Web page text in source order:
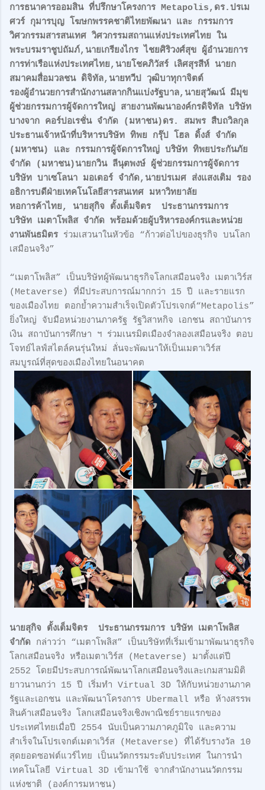
การธนาคารออมสิน ที่ปรึกษาโครงการ Metapolis,ดร.ปรเม
ศวร์ กุมารบุญ โฆษกพรรคชาติไทยพัฒนา และ กรรมการ
วิศวกรรมสารสนเทศ วิศวกรรมสถานแห่งประเทศไทย ใน
พระบรมราชูปถัมภ์,นายเกรียงไกร ไชยศิริวงศ์สุข ผู้อำนวยการ
การท่าเรือแห่งประเทศไทย,นายโชคภิวัสร์ เลิศสุรสีห์ นายก
สมาคมสื่อมวลชน ดิจิทัล,นายทวีป วุฒิบาทุกาจิตต์
รองผู้อำนวยการสำนักงานสลากกินแบ่งรัฐบาล,นายสุวัฒน์ มีมุข
ผู้ช่วยกรรมการผู้จัดการใหญ่ สายงานพัฒนาองค์กรดิจิทัล บริษัท
บางจาก คอร์ปอเรชั่น จำกัด (มหาชน)ดร. สมพร สืบถวิลกุล
ประธานเจ้าหน้าที่บริหารบริษัท ทิพย กรุ๊ป โฮล ดิ้งส์ จำกัด
(มหาชน) และ กรรมการผู้จัดการใหญ่ บริษัท ทิพยประกันภัย
จํากัด (มหาชน)นายกวิน ลีนุตพงษ์ ผู้ช่วยกรรมการผู้จัดการ
บริษัท บาเซโลนา มอเตอร์ จํากัด,นายปรเมศ ส่งแสงเติม รอง
อธิการบดีฝ่ายเทคโนโลยีสารสนเทศ มหาวิทยาลัย
หอการค้าไทย, นายสุกิจ ตั้งเต็มจิตร ประธานกรรมการ
บริษัท เมตาโพลิส จำกัด พร้อมด้วยผู้บริหารองค์กรและหน่วย
งานพันธมิตร ร่วมเสวนาในหัวข้อ “ก้าวต่อไปของธุรกิจ บนโลก
เสมือนจริง”
“เมตาโพลิส” เป็นบริษัทผู้พัฒนาธุรกิจโลกเสมือนจริง เมตาเวิร์ส
(Metaverse) ที่มีประสบการณ์มากกว่า 15 ปี และรายแรก
ของเมืองไทย ตอกย้ำความสำเร็จเปิดตัวโปรเจกต์“Metapolis”
ยิ่งใหญ่ จับมือหน่วยงานภาครัฐ รัฐวิสาหกิจ เอกชน สถาบันการ
เงิน สถาบันการศึกษา ฯ ร่วมเนรมิตเมืองจำลองเสมือนจริง ตอบ
โจทย์ไลฟ์สไตล์คนรุ่นใหม่ ลั่นจะพัฒนาให้เป็นเมตาเวิร์ส
สมบูรณ์ที่สุดของเมืองไทยในอนาคต
นายสุกิจ ตั้งเต็มจิตร ประธานกรรมการ บริษัท เมตาโพลิส
จำกัด กล่าวว่า “เมตาโพลิส” เป็นบริษัทที่เริ่มเข้ามาพัฒนาธุรกิจ
โลกเสมือนจริง หรือเมตาเวิร์ส (Metaverse) มาตั้งแต่ปี
2552 โดยมีประสบการณ์พัฒนาโลกเสมือนจริงและเกมสามมิติ
ยาวนานกว่า 15 ปี เริ่มทำ Virtual 3D ให้กับหน่วยงานภาค
รัฐและเอกชน และพัฒนาโครงการ Ubermall หรือ ห้างสรรพ
สินค้าเสมือนจริง โลกเสมือนจริงเชิงพาณิชย์รายแรกของ
ประเทศไทยเมื่อปี 2554 นับเป็นความภาคภูมิใจ และความ
สำเร็จในโปรเจกต์เมตาเวิร์ส (Metaverse) ที่ได้รับรางวัล 10
สุดยอดซอฟต์แวร์ไทย เป็นนวัตกรรมระดับประเทศ ในการนำ
เทคโนโลยี Virtual 3D เข้ามาใช้ จากสำนักงานนวัตกรรม
แห่งชาติ (องค์การมหาชน)